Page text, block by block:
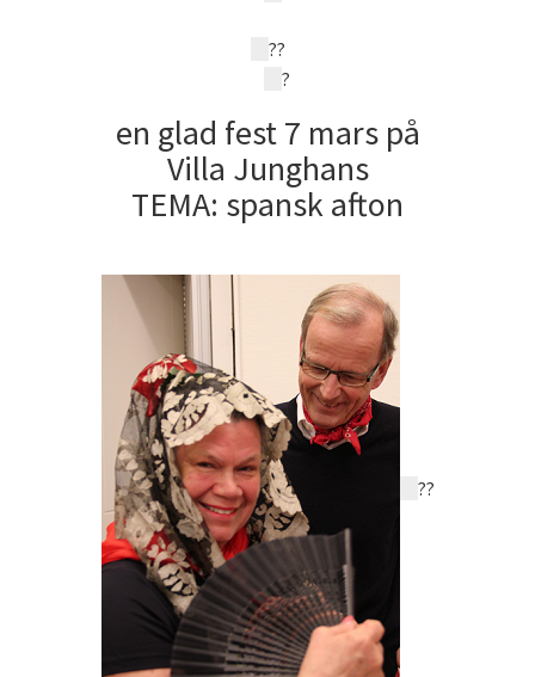
??
?
en glad fest 7 mars på
Villa Junghans
TEMA: spansk afton
??